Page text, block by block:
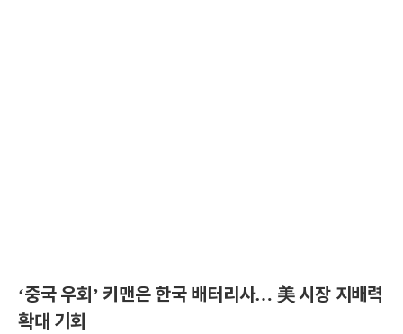
‘중국 우회’ 키맨은 한국 배터리사… 美 시장 지배력
확대 기회